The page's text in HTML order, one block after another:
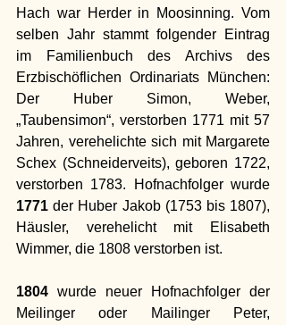
Hach war Herder in Moosinning. Vom
selben Jahr stammt folgender Eintrag
im Familienbuch des Archivs des
Erzbischöflichen Ordinariats München:
Der Huber Simon, Weber,
„Taubensimon“, verstorben 1771 mit 57
Jahren, verehelichte sich mit Margarete
Schex (Schneiderveits), geboren 1722,
1771 der Huber Jakob (1753 bis 1807),
Häusler, verehelicht mit Elisabeth
Wimmer, die 1808 verstorben ist.
1804 wurde neuer Hofnachfolger der
Meilinger oder Mailinger Peter,